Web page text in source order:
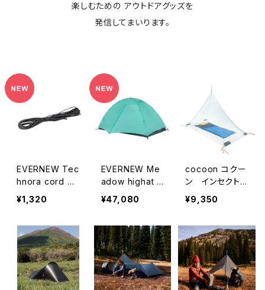
楽しむための アウトドアグッズを
発信してまいります。
EVERNEW Tec
hnora cord 0.
7mm 5M
¥1,320
EVERNEW Me
adow highat /
carbon
¥47,080
cocoon コクー
ン インセクトシ
ールド モスキー
トネット ウルトラ
¥9,350